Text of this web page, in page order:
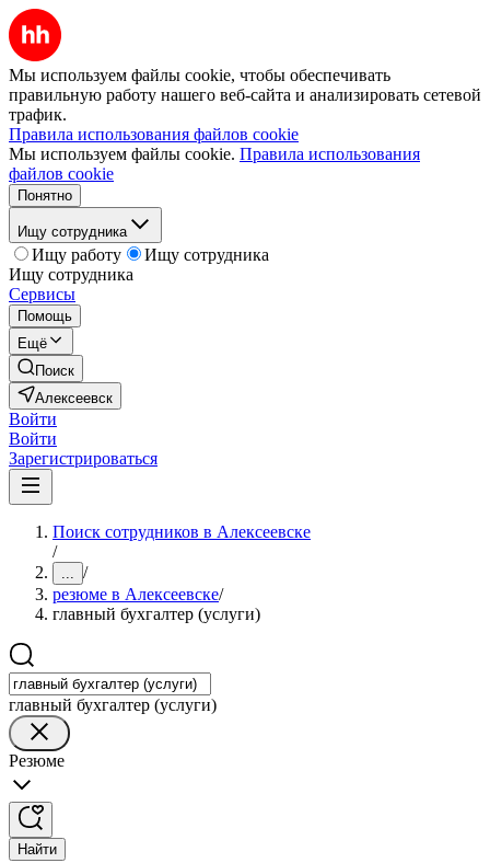
Мы используем файлы cookie, чтобы обеспечивать
правильную работу нашего веб-сайта и анализировать сетевой
трафик.
Правила использования файлов cookie
Мы используем файлы cookie. Правила использования
файлов cookie
Понятно
Ищу сотрудника
Ищу работу
Ищу сотрудника
Ищу сотрудника
Сервисы
Помощь
Ещё
Поиск
Алексеевск
Войти
Войти
Зарегистрироваться
Поиск сотрудников в Алексеевске
/
... /
резюме в Алексеевске/
главный бухгалтер (услуги)
главный бухгалтер (услуги)
Резюме
Найти